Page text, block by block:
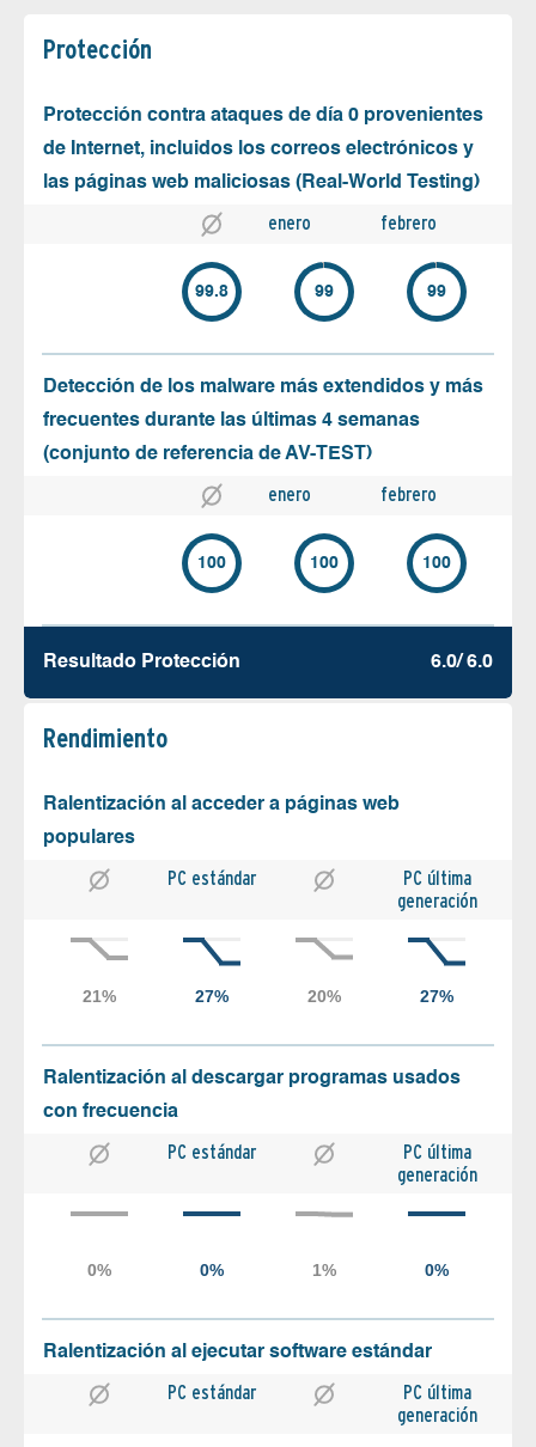
Protección
Protección contra ataques de día 0 provenientes
de Internet, incluidos los correos electrónicos y
las páginas web maliciosas (Real-World Testing)
enero febrero
99.8 99 99
Detección de los malware más extendidos y más
frecuentes durante las últimas 4 semanas
(conjunto de referencia de AV-TEST)
enero febrero
100 100 100
Resultado Protección 6.0/ 6.0
Rendimiento
Ralentización al acceder a páginas web
populares
PC estándar
PC última
generación
Ralentización al descargar programas usados
con frecuencia
PC estándar
PC última
generación
Ralentización al ejecutar software estándar
PC estándar
PC última
generación